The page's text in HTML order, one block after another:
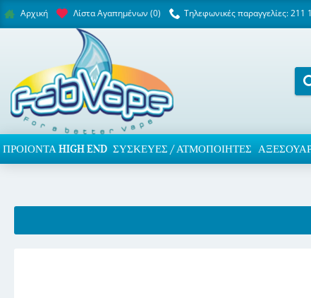
Αρχική Λίστα Αγαπημένων (0) Τηλεφωνικές παραγγελίες: 211
ΠΡΟΙΌΝΤΑ HIGH END ΣΥΣΚΕΥΈΣ / ΑΤΜΟΠΟΙΗΤΈΣ